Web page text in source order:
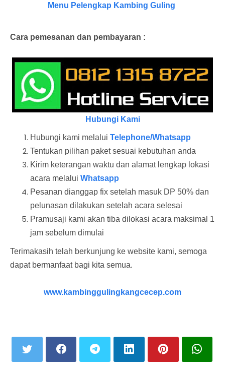
Menu Pelengkap Kambing Guling
Cara pemesanan dan pembayaran :
Hubungi Kami
Hubungi kami melalui Telephone/Whatsapp
Tentukan pilihan paket sesuai kebutuhan anda
Kirim keterangan waktu dan alamat lengkap lokasi
acara melalui Whatsapp
Pesanan dianggap fix setelah masuk DP 50% dan
pelunasan dilakukan setelah acara selesai
Pramusaji kami akan tiba dilokasi acara maksimal 1
jam sebelum dimulai
Terimakasih telah berkunjung ke website kami, semoga
dapat bermanfaat bagi kita semua.
www.kambinggulingkangcecep.com